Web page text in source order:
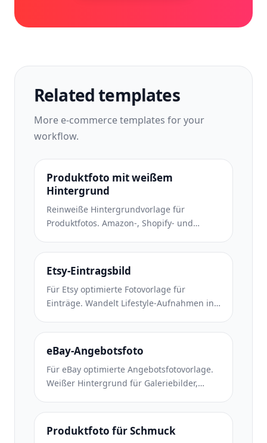
Related templates
More e-commercetemplates for your
workflow.
Produktfoto mit weißem
Hintergrund
Reinweiße Hintergrundvorlage für
Produktfotos. Amazon-, Shopify- und
saubere, professionelle Produktbilder, die
konvertieren.
Etsy-Eintragsbild
Für Etsy optimierte Fotovorlage für
Einträge. Wandelt Lifestyle-Aufnahmen in
um, verbessert handgefertigte
Produktdetails und erfüllt die
Bildrichtlinien von Etsy.
eBay-Angebotsfoto
Für eBay optimierte Angebotsfotovorlage.
Weißer Hintergrund für Galeriebilder,
und Mehrwinkel-Layouts, die den eBay-
Bildstandards entsprechen.
Produktfoto für Schmuck